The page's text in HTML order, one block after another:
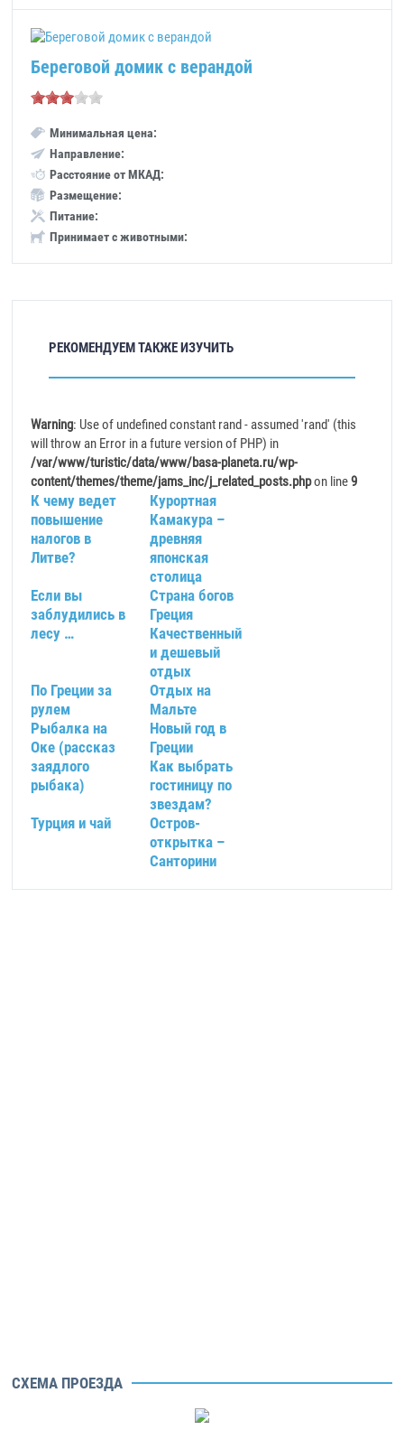
Береговой домик с верандой
Минимальная цена:
Направление:
Расстояние от МКАД:
Размещение:
Питание:
Принимает с животными:
РЕКОМЕНДУЕМ ТАКЖЕ ИЗУЧИТЬ
Warning: Use of undefined constant rand - assumed 'rand' (this
will throw an Error in a future version of PHP) in
/var/www/turistic/data/www/basa-planeta.ru/wp-
content/themes/theme/jams_inc/j_related_posts.phpon line9
К чему ведет
повышение
налогов в
Литве?
Курортная
Камакура –
древняя
японская
столица
Если вы
заблудились в
лесу …
Страна богов
Греция
Качественный
и дешевый
отдых
По Греции за
рулем
Отдых на
Мальте
Рыбалка на
Оке (рассказ
заядлого
рыбака)
Новый год в
Греции
Как выбрать
гостиницу по
звездам?
Турция и чай
Остров-
открытка –
Санторини
СХЕМА ПРОЕЗДА